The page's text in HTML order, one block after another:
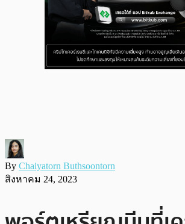
By Chaiyatorn Buthsoontorn
สิงหาคม 24, 2023